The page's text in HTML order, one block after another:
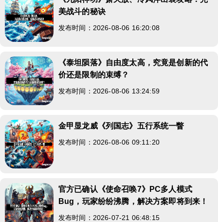
美战斗的秘诀
发布时间：2026-08-06 16:20:08
《泰坦陨落》自由度太高，究竟是创新的代
价还是限制的束缚？
发布时间：2026-08-06 13:24:59
金甲显龙威《列国志》五行系统一瞥
发布时间：2026-08-06 09:11:20
官方已确认《使命召唤7》PC多人模式
Bug，玩家纷纷沸腾，解决方案即将到来！
发布时间：2026-07-21 06:48:15